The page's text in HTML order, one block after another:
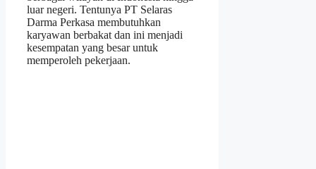
luar negeri. Tentunya PT Selaras
Darma Perkasa membutuhkan
karyawan berbakat dan ini menjadi
kesempatan yang besar untuk
memperoleh pekerjaan.